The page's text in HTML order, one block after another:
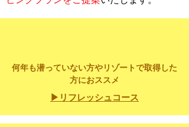
何年も潜っていない方やリゾートで取得した
方におススメ
▶リフレッシュコース